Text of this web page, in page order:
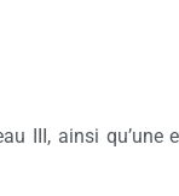
III, ainsi qu’une